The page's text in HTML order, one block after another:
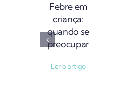
Febre em
criança:
quando se
preocupar
Ler o artigo